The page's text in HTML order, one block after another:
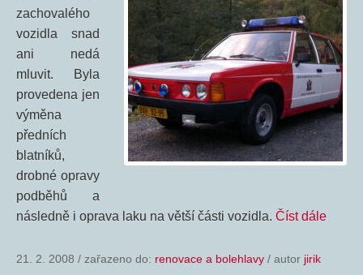
zachovalého
vozidla snad
ani nedá
mluvit. Byla
provedena jen
výměna
předních
blatníků,
drobné opravy
podběhů a
následně i oprava laku na větší části vozidla. Číst dále
21. 2. 2008 / zařazeno do: renovace a bolehlavy / autor jirik